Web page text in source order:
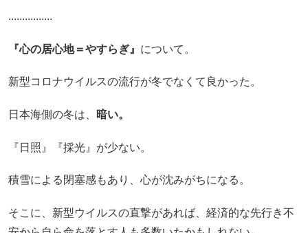
................
『心の居心地＝やすらぎ』 について。
新型コロナウイルスの流行が冬でなくて良かった。
日本海側の冬は、 暗い。
『日照』『採光』が少ない。
積雪による閉塞感もあり、心が沈みがちになる。
そこに、新型ウイルスの直撃があれば、経済的な先行き不